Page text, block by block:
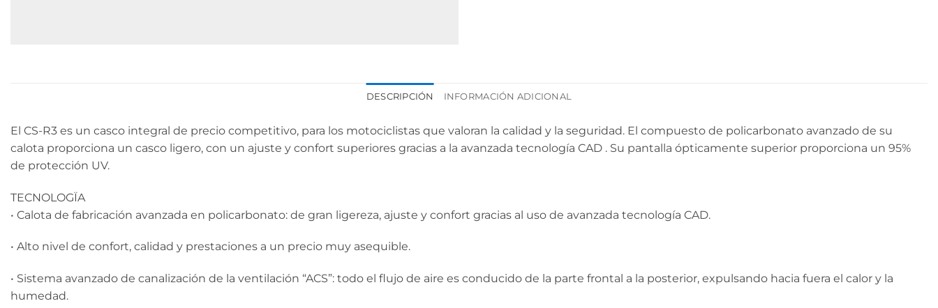
DESCRIPCIÓN INFORMACIÓN ADICIONAL
El CS-R3 es un casco integral de precio competitivo, para los motociclistas que valoran la calidad y la seguridad. El compuesto de policarbonato avanzado de su
calota proporciona un casco ligero, con un ajuste y confort superiores gracias a la avanzada tecnología CAD . Su pantalla ópticamente superior proporciona un 95%
de protección UV.
TECNOLOGÏA
• Calota de fabricación avanzada en policarbonato: de gran ligereza, ajuste y confort gracias al uso de avanzada tecnología CAD.
• Alto nivel de confort, calidad y prestaciones a un precio muy asequible.
• Sistema avanzado de canalización de la ventilación “ACS”: todo el flujo de aire es conducido de la parte frontal a la posterior, expulsando hacia fuera el calor y la
humedad.